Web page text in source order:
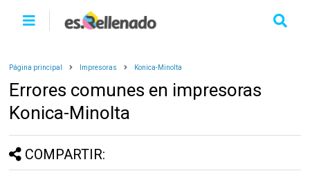
Página principal Impresoras Konica-Minolta
Errores comunes en impresoras
Konica-Minolta
COMPARTIR: